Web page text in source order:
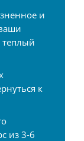
и
к
из 3-6